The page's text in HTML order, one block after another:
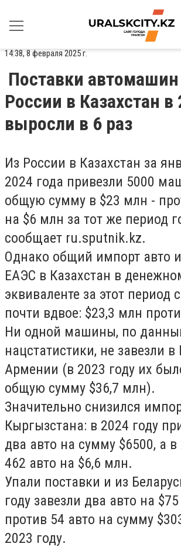
14:38, 8 февраля 2025 г.
Поставки
России в Казахстан в
выросли в 6 раз
Из России в Казахстан за
2024 года привезли 5000
общую сумму в $23 млн -
на $6 млн за тот же период
сообщает ru.sputnik.kz.
Однако общий импорт авто
ЕАЭС в Казахстан в
эквиваленте за этот период
почти вдвое: $23,3 млн
Ни одной машины, по
нацстатистики, не завезли в
Армении (в 2023 году их
общую сумму $36,7 млн).
Значительно снизился
Кыргызстана: в 2024 году
два авто на сумму $6500, а
462 авто на $6,6 млн.
Упали поставки и из
году завезли два авто на
против 54 авто на сумму
2023 году.